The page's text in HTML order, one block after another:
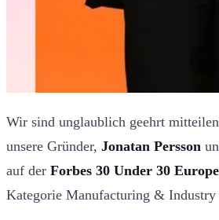
Wir sind unglaublich geehrt
unsere Gründer, Jonatan Persson
auf der Forbes 30 Under 30
Kategorie Manufacturing & Industry